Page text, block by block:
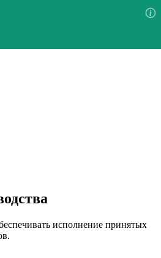
исполнение принятых